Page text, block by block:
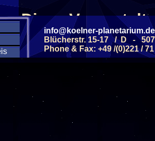
Diese
Wochentag
SAMSTAG
info@koelner-planetarium.de
Blücherstr. 15-17 / D -
Phone & Fax: +49 /(0)221 /